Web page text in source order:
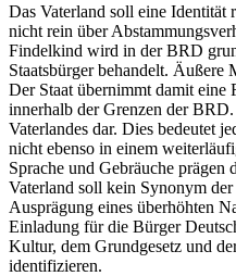
Das Vaterland soll eine Identität
nicht rein über
Findelkind wird in der BRD
Staatsbürger behandelt. Äußere
Der Staat übernimmt damit eine
innerhalb der Grenzen der
Vaterlandes dar. Dies bedeutet
nicht ebenso in einem
Sprache und Gebräuche
Vaterland soll kein Synonym
Ausprägung eines überhöhten
Einladung für die Bürger
Kultur, dem Grundgesetz und
identifizieren.